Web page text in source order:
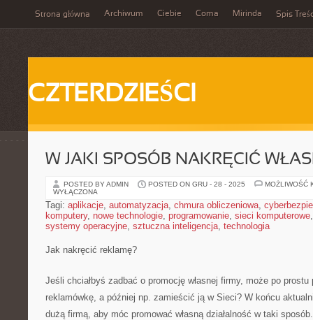
Strona główna Archiwum Ciebie Coma Mirinda Spis
CZTERDZIEŚCI
W JAKI SPOSÓB NAKRĘCIĆ
POSTED BY ADMIN POSTED ON GRU - 28 - 2025
MOŻLIWOŚĆ
WYŁĄCZONA
Tagi: aplikacje, automatyzacja, chmura obliczeniowa,
komputery, nowe technologie, programowanie, sieci komputerowe
systemy operacyjne, sztuczna inteligencja, technologia
Jak nakręcić reklamę?
Jeśli chciałbyś zadbać o promocję własnej firmy, może po
reklamówkę, a później np. zamieścić ją w Sieci? W końcu
dużą firmą, aby móc promować własną działalność w taki